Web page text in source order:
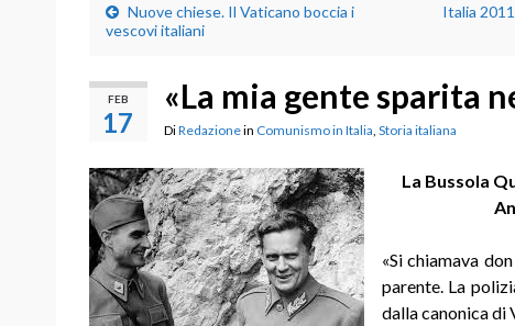
Nuove chiese. Il Vaticano boccia i
vescovi italiani
Italia
FEB
17
«La mia gente sparita
DiRedazionein Comunismo in Italia Storia italiana
La Bussola
«Si chiamava
parente. La
dalla canonica di